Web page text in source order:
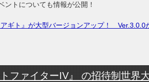
ントについても情報が公開！
アギト』が大型バージョンアップ！ Ver.3.0.0
ファイターIV』 の招待制世界大